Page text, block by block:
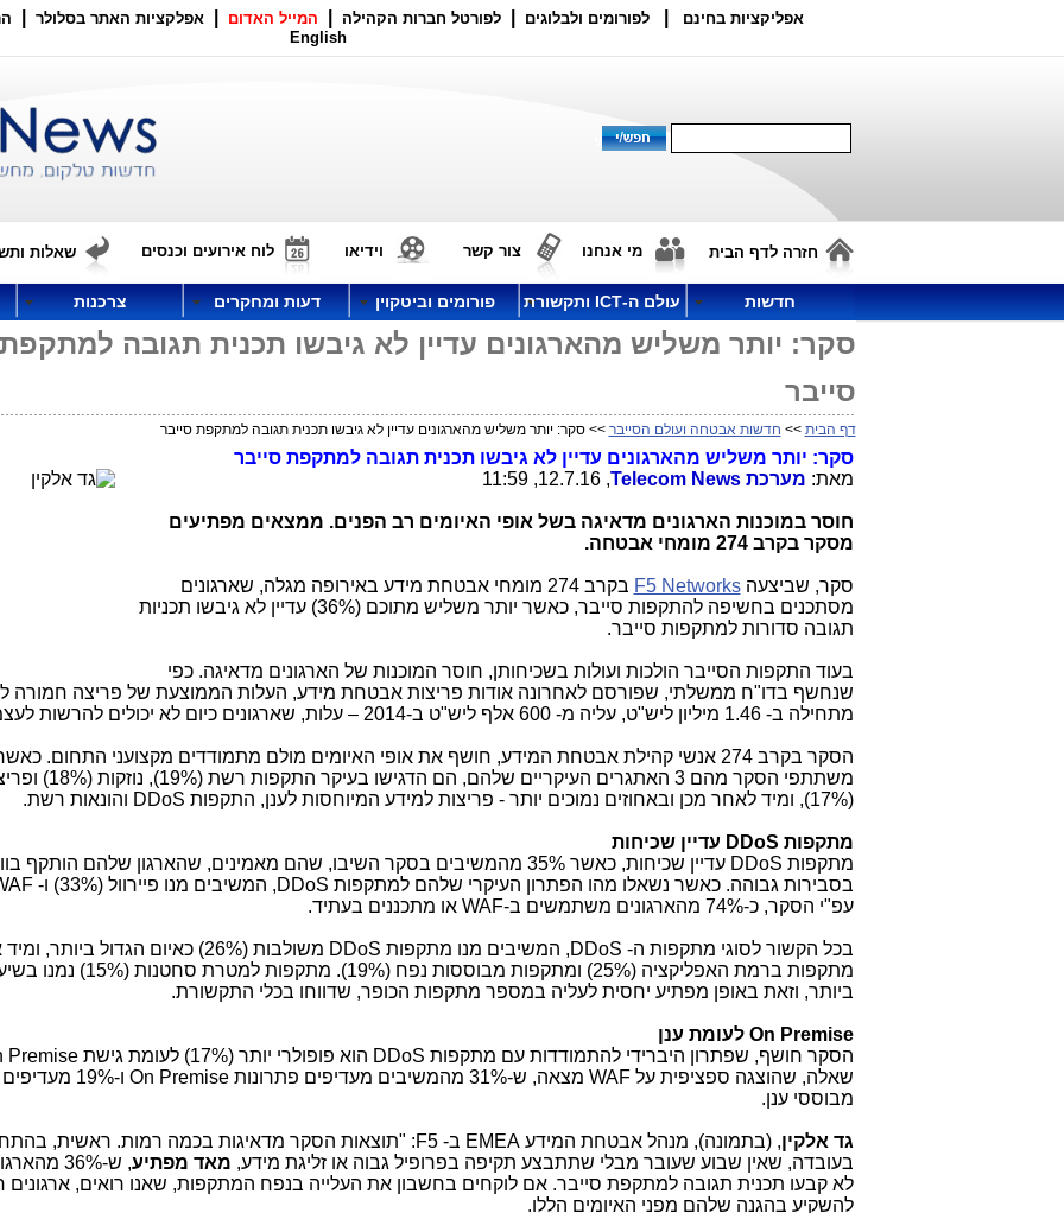
אפליקציות בחינם לפורומים ולבלוגים לפורטל חברות הקהילה המייל האדום אפלקציות האתר בסלולר
English
חזרה לדף הבית מי אנחנו צור קשר וידיאו לוח אירועים וכנסים שאלות
חדשות עולם ה-ICT ותקשורת פורומים וביטקוין דעות ומחקרים צרכנות
סקר: יותר משליש מהארגונים עדיין לא גיבשו תכנית תגובה למתקפת
סייבר
דף הבית >> חדשות אבטחה ועולם הסייבר >> סקר: יותר משליש מהארגונים עדיין לא גיבשו תכנית תגובה למתקפת סייבר
סקר: יותר משליש מהארגונים עדיין לא גיבשו תכנית תגובה למתקפת סייבר
מאת: מערכתTelecom News
, 12.7.16, 11:59
חוסר במוכנות הארגונים מדאיגה בשל אופי האיומים רב הפנים. ממצאים מפתיעים
מסקר בקרב 274 מומחי אבטחה.
סקר, שביצעהF5 Networks
בקרב 274 מומחי אבטחת מידע באירופה מגלה, שארגונים
מסתכנים בחשיפה להתקפות סייבר, כאשר יותר משליש מתוכם (36%) עדיין לא גיבשו תכניות
תגובה סדורות למתקפות סייבר.
בעוד התקפות הסייבר הולכות ועולות בשכיחותן, חוסר המוכנות של הארגונים מדאיגה. כפי
שנחשף בדו"ח ממשלתי, שפורסם לאחרונה אודות פריצות אבטחת מידע, העלות הממוצעת של פריצה חמורה
מתחילה ב- 1.46 מיליון ליש"ט, עליה מ- 600 אלף ליש"ט ב-2014 – עלות, שארגונים כיום לא יכולים להרשות לעצמם.
הסקר בקרב 274 אנשי קהילת אבטחת המידע, חושף את אופי האיומים מולם מתמודדים מקצועני התחום.
משתתפי הסקר מהם 3 האתגרים העיקריים
(17%), ומיד לאחר מכן ובאחוזים נמוכים יותר - פריצות למידע המיוחסות לענן, התקפות
DDoS והונאות רשת.
מתקפות DDoS עדיין שכיחות
מתקפות DDoS
עדיין שכיחות, כאשר 35% מהמשיבים בסקר השיבו, שהם מאמינים, שהארגון שלהם הותקף
בסבירות גבוהה. כאשר נשאלו מהו הפתרון העיקרי שלהם למתקפות DDoS, המשיבים מנו פיירוול (33%) ו-
עפ"י הסקר, כ-74% מהארגונים משתמשים ב-
WAF או מתכננים בעתיד.
בכל הקשור לסוגי מתקפות ה- DDoS, המשיבים מנו מתקפות DDoS
משולבות (26%) כאיום הגדול ביותר,
מתקפות ברמת האפליקציה (25%) ומתקפות מבוססות נפח
ביותר, וזאת באופן מפתיע יחסית לעליה במספר מתקפות הכופר, שדווחו בכלי התקשורת.
On Premise לעומת ענן
הסקר חושף, שפתרון היברידי להתמודדות עם מתקפות DDoS הוא פופולרי יותר (17%) לעומת גישת Premise
שאלה, שהוצגה ספציפית עלWAF מצאה, ש-31% מהמשיבים מעדיפים פתרונות On Premise
ו-19%
מבוססי ענן.
גד אלקין, (בתמונה), מנהל אבטחת המידעEMEA ב-F5: "תוצאות הסקר מדאיגות בכמה רמות. ראשית,
בעובדה, שאין שבוע שעובר מבלי שתתבצע תקיפה בפרופיל גבוה או זליגת מידע, מאד מפתיע
, ש-36%
לא קבעו תכנית תגובה למתקפת סייבר. אם לוקחים בחשבון את העלייה בנפח המתקפות, שאנו רואים, ארגונים
להשקיע בהגנה שלהם מפני האיומים הללו.